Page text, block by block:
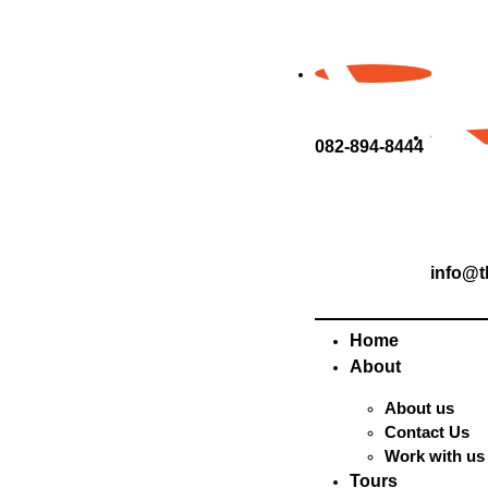
082-894-8444
Home
About
About us
Contact Us
Work with us
Tours